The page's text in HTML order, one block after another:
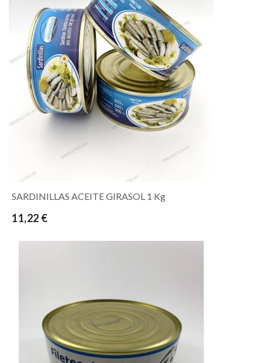
SARDINILLAS ACEITE GIRASOL 1 Kg
11,22 €